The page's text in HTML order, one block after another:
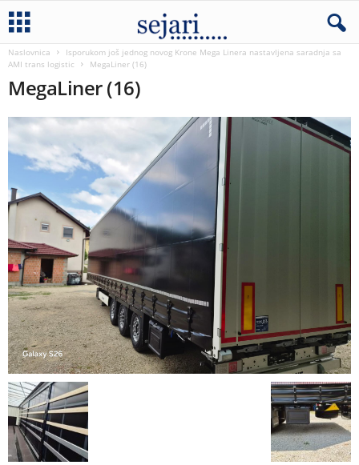
Naslovnica
Isporukom još jednog novog Krone Mega Linera nastavljena saradnja sa
AMI trans logistic
MegaLiner (16)
MegaLiner (16)